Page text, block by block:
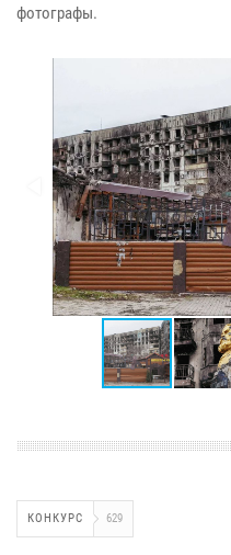
фотографы.
КОНКУРС 629